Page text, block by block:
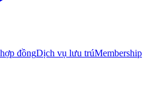
đồngDịch vụ lưu trúMembership